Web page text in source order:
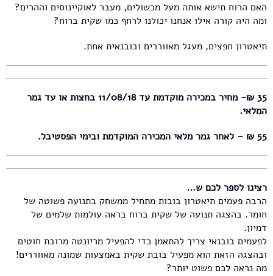
האם הרוח תישא אותה מעל מכשולים, מעבר לאוקיינוסים וההרים?
ומה היה קורה אילו אנחנו יכולנו לרחף כמו שקית ברוח?
תיאטרון חפצים, מעגל מאווררים ובובנאית אחת.
35 ₪- מחיר במכירה מוקדמת עד 11/08/18 בחצות או עד גמר
המלאי.
55 ₪ – לאחר גמר מלאי המכירה המוקדמת ובימי הפסטיבל.
רצינו לספר לכם ש...
הרבה פעמים תיאטרון בובות מתחיל ממשחק בתנועה פשוטה של
חומר. בהצגה תנועה של שקית ברוח בראה עולמות שלמים של
דמיון.
לפעמים בובנאי צריך להתאמן כדי להפעיל מריונטה מרובת חוטים
ובהצגה הזאת הוא מפעיל בובת שקית באמצעות שמונה מאווררים!
מה נראה לכם פשוט יותר?